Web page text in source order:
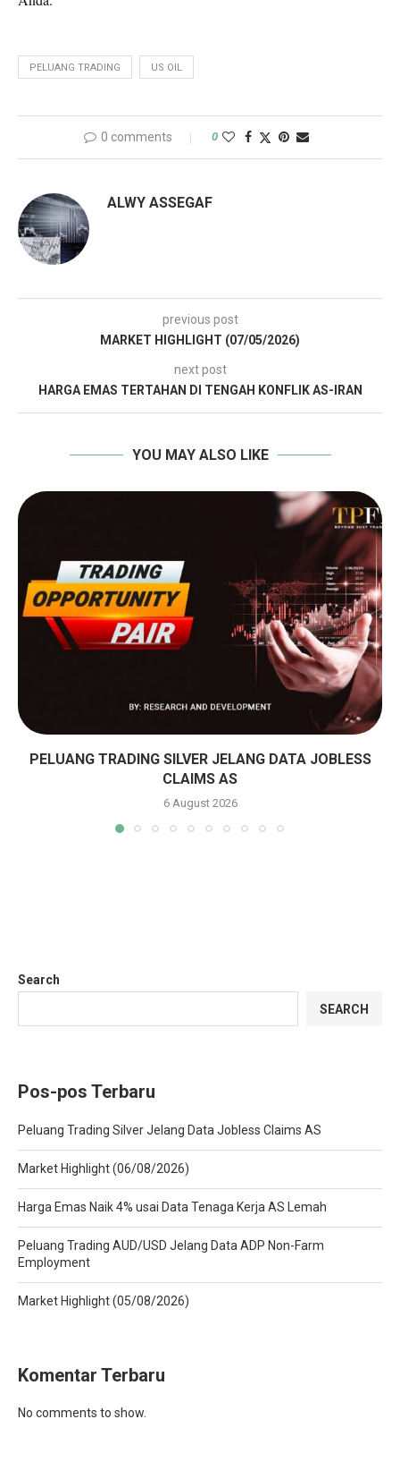
PELUANG TRADING US OIL
0 comments 0
ALWY ASSEGAF
previous post
MARKET HIGHLIGHT (07/05/2026)
next post
HARGA EMAS TERTAHAN DI TENGAH KONFLIK AS-IRAN
YOU MAY ALSO LIKE
PELUANG TRADING SILVER JELANG DATA JOBLESS
CLAIMS AS
6 August 2026
Search
SEARCH
Pos-pos Terbaru
Peluang Trading Silver Jelang Data Jobless Claims AS
Market Highlight (06/08/2026)
Harga Emas Naik 4% usai Data Tenaga Kerja AS Lemah
Peluang Trading AUD/USD Jelang Data ADP Non-Farm
Employment
Market Highlight (05/08/2026)
Komentar Terbaru
No comments to show.